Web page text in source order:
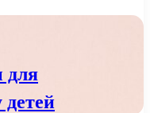
для